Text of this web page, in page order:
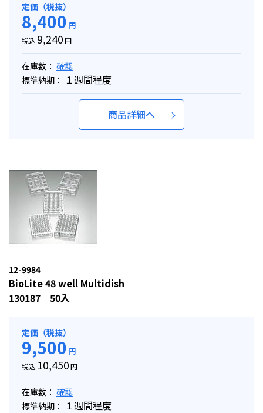
定価（税抜）
8,400 円
税込 9,240円
在庫数： 確認
標準納期：
１週間程度
商品詳細へ
12-9984
BioLite 48 well Multidish
130187 50入
定価（税抜）
9,500 円
税込 10,450円
在庫数： 確認
標準納期：
１週間程度